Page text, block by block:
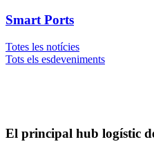
Smart Ports
Totes les notícies
Tots els esdeveniments
El principal hub logístic